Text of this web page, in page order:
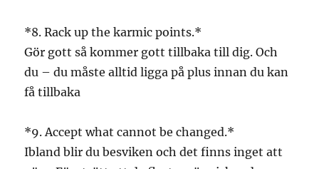
*8. Rack up the karmic points.*
Gör gott så kommer gott tillbaka till dig. Och
du – du måste alltid ligga på plus innan du kan
få tillbaka
*9. Accept what cannot be changed.*
Ibland blir du besviken och det finns inget att